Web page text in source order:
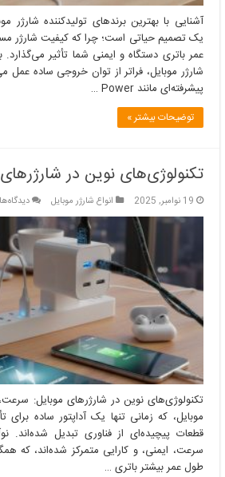
آشنایی با بهترین برندهای تولیدکننده شارژر
یک تصمیم حیاتی است؛ چرا که کیفیت شارژر
عمر باتری دستگاه و ایمنی شما تأثیر می‌گذارد.
شارژر موبایل، فراتر از توان خروجی ساده عمل
پیشرفته‌ای مانند Power …
توضیحات بیشتر »
تکنولوژی‌های نوین در
19 نوامبر, 2025 انواع شارژر موبایل
تکنولوژی‌های نوین در شارژرهای موبایل:
موبایل، که زمانی تنها یک آداپتور ساده برای
قطعات پیچیده‌ای از فناوری تبدیل شده‌اند.
سرعت، ایمنی، و کارایی متمرکز شده‌اند، که
طول عمر بیشتر باتری …